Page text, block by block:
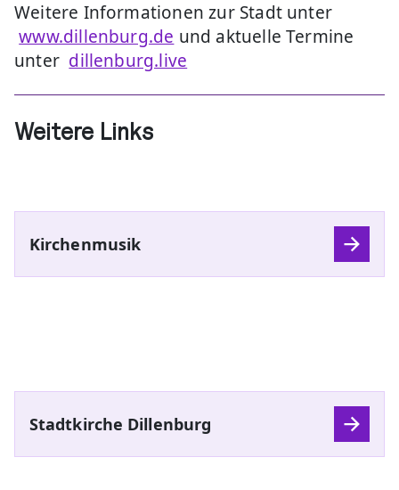
Weitere Informationen zur Stadt unter
www.dillenburg.de und aktuelle Termine
unter dillenburg.live
Weitere Links
Kirchenmusik
Stadtkirche Dillenburg